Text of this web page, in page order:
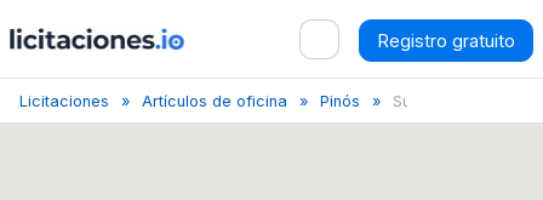
Registro gratuito
Licitaciones Artículos de oficina Pinós Suministro de